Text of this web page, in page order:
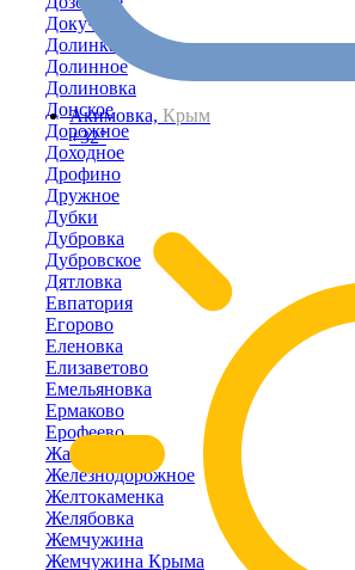
Акимовка, Крым
+32°
Докучаево
Долинка
Долинное
Долиновка
Донское
Дорожное
Доходное
Дрофино
Дружное
Дубки
Дубровка
Дубровское
Дятловка
Евпатория
Егорово
Еленовка
Елизаветово
Емельяновка
Ермаково
Ерофеево
Жаворонки
Железнодорожное
Желтокаменка
Желябовка
Жемчужина
Жемчужина Крыма